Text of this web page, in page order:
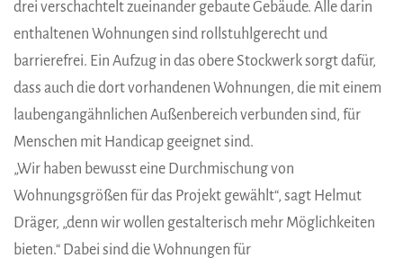
drei verschachtelt zueinander gebaute Gebäude. Alle darin
enthaltenen Wohnungen sind rollstuhlgerecht und
barrierefrei. Ein Aufzug in das obere Stockwerk sorgt dafür,
dass auch die dort vorhandenen Wohnungen, die mit einem
laubengangähnlichen Außenbereich verbunden sind, für
Menschen mit Handicap geeignet sind.
„Wir haben bewusst eine Durchmischung von
Wohnungsgrößen für das Projekt gewählt“, sagt Helmut
Dräger, „denn wir wollen gestalterisch mehr Möglichkeiten
bieten.“ Dabei sind die Wohnungen für